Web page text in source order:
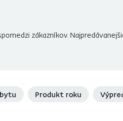
zákazníkov.
rozžiaria
Produkt roku